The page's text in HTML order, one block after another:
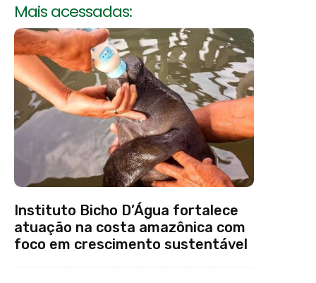
Mais acessadas:
Instituto Bicho D’Água fortalece
atuação na costa amazônica com
foco em crescimento sustentável